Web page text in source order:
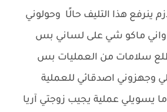
ينرفع هذا التليف حالًا وحولوني
واني ماكو شي على لساني بس
سلامات من العمليات بس
وجهزوني اصدقائي للعملية
يسويلي عملية يجيب زوجتي آريا